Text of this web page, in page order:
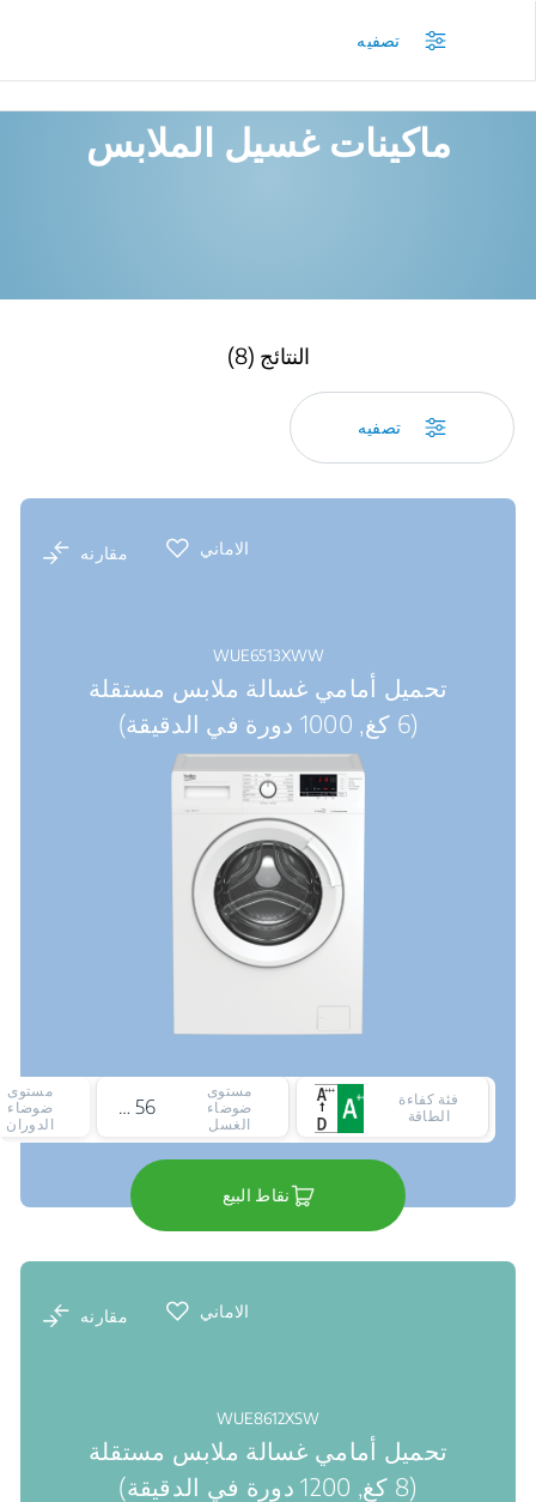
ماكينات غسيل الملابس
النتائج (8)
تصفيه
الاماني مقارنه
WUE6513XWW
تحميل أمامي غسالة ملابس مستقلة
(6 كغ, 1000 دورة في الدقيقة)
فئة كفاءة
الطاقة
مستوى
ضوضاء
الغسل
56 ديسيبل
مستوى
ضوضاء
الدوران
نقاط البيع
الاماني مقارنه
WUE8612XSW
تحميل أمامي غسالة ملابس مستقلة
(8 كغ, 1200 دورة في الدقيقة)
تصفيه